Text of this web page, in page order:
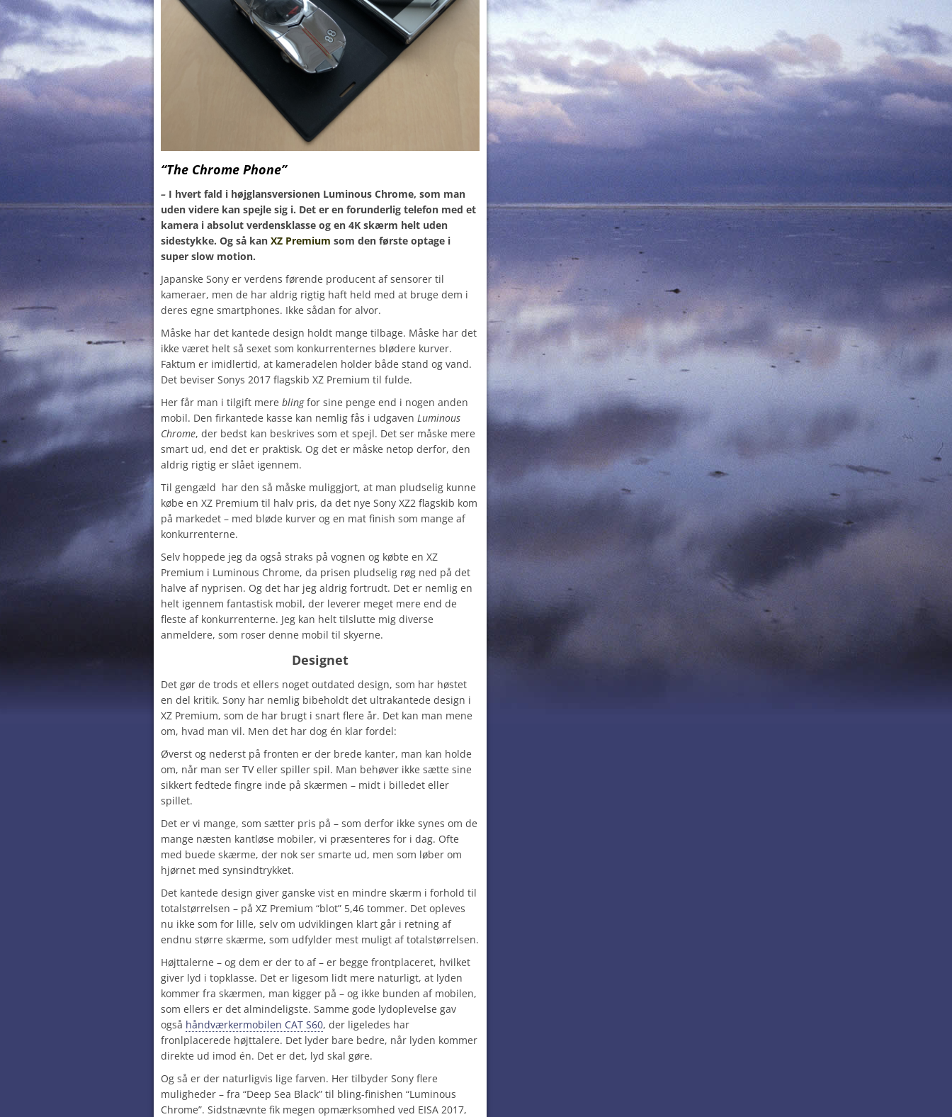
“The Chrome Phone”
– I hvert fald i højglansversionen Luminous Chrome, som man
uden videre kan spejle sig i. Det er en forunderlig telefon med et
kamera i absolut verdensklasse og en 4K skærm helt uden
sidestykke. Og så kan XZ Premium som den første optage i
super slow motion.
Japanske Sony er verdens førende producent af sensorer til
kameraer, men de har aldrig rigtig haft held med at bruge dem i
deres egne smartphones. Ikke sådan for alvor.
Måske har det kantede design holdt mange tilbage. Måske har det
ikke været helt så sexet som konkurrenternes blødere kurver.
Faktum er imidlertid, at kameradelen holder både stand og vand.
Det beviser Sonys 2017 flagskib XZ Premium til fulde.
Her får man i tilgift mere blingfor sine penge end i nogen anden
mobil. Den firkantede kasse kan nemlig fås i udgaven Luminous
Chrome, der bedst kan beskrives som et spejl. Det ser måske mere
smart ud, end det er praktisk. Og det er måske netop derfor, den
aldrig rigtig er slået igennem.
Til gengæld har den så måske muliggjort, at man pludselig kunne
købe en XZ Premium til halv pris, da det nye Sony XZ2 flagskib kom
på markedet – med bløde kurver og en mat finish som mange af
konkurrenterne.
Selv hoppede jeg da også straks på vognen og købte en XZ
Premium i Luminous Chrome, da prisen pludselig røg ned på det
halve af nyprisen. Og det har jeg aldrig fortrudt. Det er nemlig en
helt igennem fantastisk mobil, der leverer meget mere end de
fleste af konkurrenterne. Jeg kan helt tilslutte mig diverse
anmeldere, som roser denne mobil til skyerne.
Designet
Det gør de trods et ellers noget outdated design, som har høstet
en del kritik. Sony har nemlig bibeholdt det ultrakantede design i
XZ Premium, som de har brugt i snart flere år. Det kan man mene
om, hvad man vil. Men det har dog én klar fordel:
Øverst og nederst på fronten er der brede kanter, man kan holde
om, når man ser TV eller spiller spil. Man behøver ikke sætte sine
sikkert fedtede fingre inde på skærmen – midt i billedet eller
spillet.
Det er vi mange, som sætter pris på – som derfor ikke synes om de
mange næsten kantløse mobiler, vi præsenteres for i dag. Ofte
med buede skærme, der nok ser smarte ud, men som løber om
hjørnet med synsindtrykket.
Det kantede design giver ganske vist en mindre skærm i forhold til
totalstørrelsen – på XZ Premium “blot” 5,46 tommer. Det opleves
nu ikke som for lille, selv om udviklingen klart går i retning af
endnu større skærme, som udfylder mest muligt af totalstørrelsen.
Højttalerne – og dem er der to af – er begge frontplaceret, hvilket
giver lyd i topklasse. Det er ligesom lidt mere naturligt, at lyden
kommer fra skærmen, man kigger på – og ikke bunden af mobilen,
som ellers er det almindeligste. Samme gode lydoplevelse gav
også håndværkermobilen CAT S60, der ligeledes har
fronlplacerede højttalere. Det lyder bare bedre, når lyden kommer
direkte ud imod én. Det er det, lyd skal gøre.
Og så er der naturligvis lige farven. Her tilbyder Sony flere
muligheder – fra “Deep Sea Black” til bling-finishen “Luminous
Chrome”. Sidstnævnte fik megen opmærksomhed ved EISA 2017,